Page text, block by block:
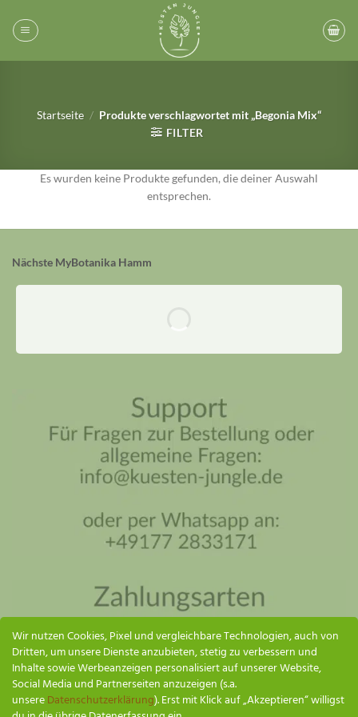
Inhalt
springen
Startseite / Produkte verschlagwortet mit „Begonia Mix“
FILTER
Es wurden keine Produkte gefunden, die deiner Auswahl
entsprechen.
Nächste MyBotanika Hamm
Wir nutzen Cookies, Pixel und vergleichbare Technologien, auch von
Dritten, um unsere Dienste anzubieten, stetig zu verbessern und
Inhalte sowie Werbeanzeigen personalisiert auf unserer Website,
Social Media und Partnerseiten anzuzeigen (s.a.
unsereDatenschutzerklärung). Erst mit Klick auf „Akzeptieren“ willigst
Küsten Jungle Assistent